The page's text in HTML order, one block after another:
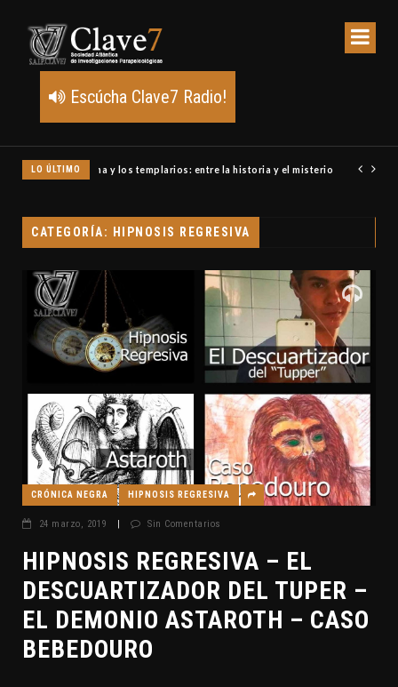
Escúcha Clave7 Radio!
LO ÚLTIMO Un meteoro explota sobre Estados Unidos y abre la pista
CATEGORÍA: HIPNOSIS REGRESIVA
CRÓNICA NEGRA HIPNOSIS REGRESIVA
24 marzo, 2019 Sin Comentarios
HIPNOSIS REGRESIVA – EL
DESCUARTIZADOR DEL TUPER –
EL DEMONIO ASTAROTH – CASO
BEBEDOURO